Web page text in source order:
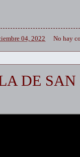
04, 2022 No hay
DE SAN